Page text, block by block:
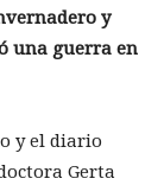
y
una guerra en
y el diario
Gerta